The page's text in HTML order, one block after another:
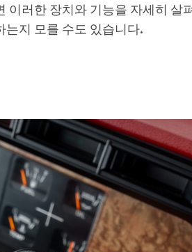
러한 장치와 기능을 자세히 살
는지 모를 수도 있습니다.